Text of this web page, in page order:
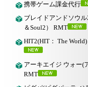
携帯ゲーム課金代行
ブレイドアンドソウ
＆Soul2） RMT
HIT2(HIT： The
アーキエイジ ウォー(
RMT